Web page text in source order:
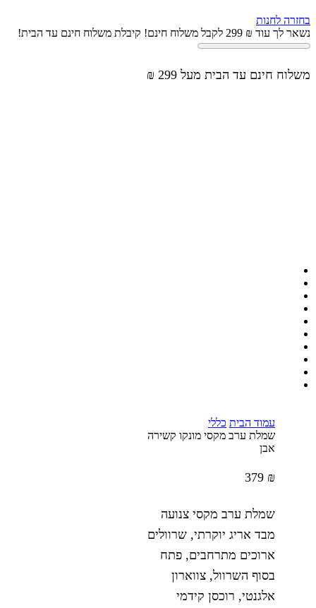
בחזרה לחנות
נשאר לך עוד
299 ₪ לקבל משלוח חינם! קיבלת משלוח חינם עד הבית!
משלוח חינם עד הבית מעל 299 ₪
עמוד הבית כללי
שמלת ערב מקסי מונקו קשירה
אבן
379 ₪
שמלת ערב מקסי צנועה
מבד אריג יוקרתי, שרוולים
ארוכים מתרחבים, פתח
בסוף השרוול, צווארון
אלגנטי, רוכסן קידמי